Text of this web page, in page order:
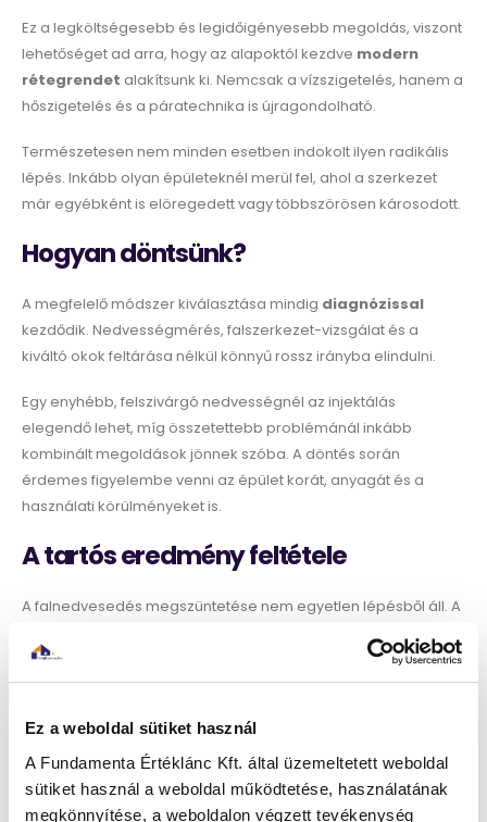
Ez a weboldal sütiket használ
A Fundamenta Értéklánc Kft. által üzemeltetett weboldal
sütiket használ a weboldal működtetése, használatának
megkönnyítése, a weboldalon végzett tevékenység
Ez a legköltségesebb és legidőigényesebb megoldás, viszont
lehetőséget ad arra, hogy az alapoktól kezdve modern
rétegrendet alakítsunk ki. Nemcsak a vízszigetelés, hanem a
hőszigetelés és a páratechnika is újragondolható.
Természetesen nem minden esetben indokolt ilyen radikális
lépés. Inkább olyan épületeknél merül fel, ahol a szerkezet
már egyébként is elöregedett vagy többszörösen károsodott.
Hogyan döntsünk?
A megfelelő módszer kiválasztása mindig diagnózissal
kezdődik. Nedvességmérés, falszerkezet-vizsgálat és a
kiváltó okok feltárása nélkül könnyű rossz irányba elindulni.
Egy enyhébb, felszivárgó nedvességnél az injektálás
elegendő lehet, míg összetettebb problémánál inkább
kombinált megoldások jönnek szóba. A döntés során
érdemes figyelembe venni az épület korát, anyagát és a
használati körülményeket is.
A tartós eredmény feltétele
A falnedvesedés megszüntetése nem egyetlen lépésből áll. A
a vakolat, a szellőzés és akár a fűtési szokások
összehangolása.
Egy jól megválasztott technológia képes stabil állapotot
teremteni, de csak akkor, ha a kiváltó okot is kezeljük.
Ellenkező esetben a probléma idővel újra megjelenhet, akár
más formában. A száraz falak nemcsak műszaki értelemben